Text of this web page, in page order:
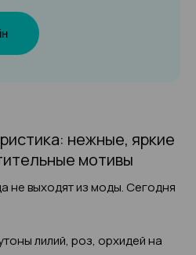
нежные, яркие
мотивы
не выходят из моды. Сегодня
лилий, роз, орхидей на